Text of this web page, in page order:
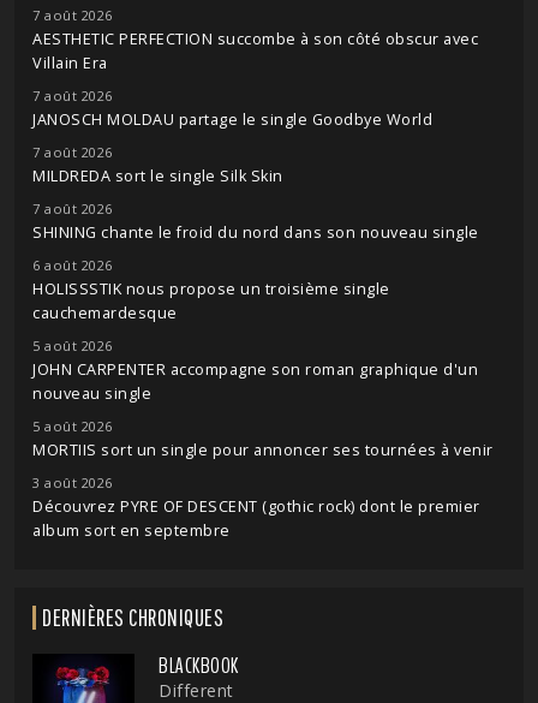
7 août 2026
AESTHETIC PERFECTION succombe à son côté obscur avec
Villain Era
7 août 2026
JANOSCH MOLDAU partage le single Goodbye World
7 août 2026
MILDREDA sort le single Silk Skin
7 août 2026
SHINING chante le froid du nord dans son nouveau single
6 août 2026
HOLISSSTIK nous propose un troisième single
cauchemardesque
5 août 2026
JOHN CARPENTER accompagne son roman graphique d'un
nouveau single
5 août 2026
MORTIIS sort un single pour annoncer ses tournées à venir
3 août 2026
Découvrez PYRE OF DESCENT (gothic rock) dont le premier
album sort en septembre
DERNIÈRES CHRONIQUES
BLACKBOOK
Different